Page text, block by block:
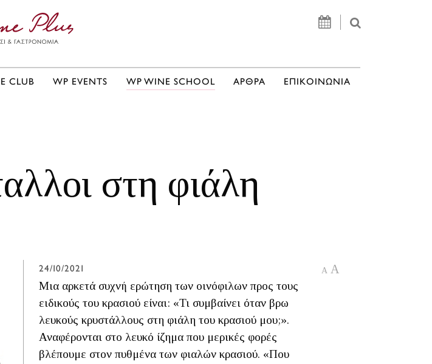
CLUB WP EVENTS WP WINE SCHOOL ΑΡΘΡΑ ΕΠΙΚΟΙΝΩΝΙΑ
στη φιάλη
24/10/2021
Μια αρκετά συχνή ερώτηση των οινόφιλων προς τους
ειδικούς του κρασιού είναι: «Τι συμβαίνει όταν βρω
λευκούς κρυστάλλους στη φιάλη του κρασιού μου;».
Αναφέρονται στο λευκό ίζημα που μερικές φορές
βλέπουμε στον πυθμένα των φιαλών κρασιού. «Που
A A